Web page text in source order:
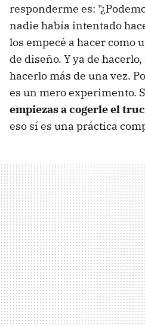
responderme es:
nadie había intentado
los empecé a hacer como
de diseño. Y ya de
hacerlo más de una vez.
es un mero experimento.
empiezas a cogerle el
eso sí es una práctica